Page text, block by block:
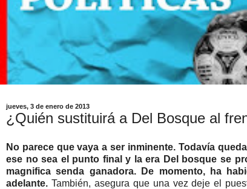
jueves, 3 de enero de 2013
¿Quién sustituirá a Del Bosque al
No parece que vaya a ser inminente. Todavía
ese no sea el punto final y la era Del bosque se
magnifica senda ganadora. De momento, ha
adelante. También, asegura que una vez deje el